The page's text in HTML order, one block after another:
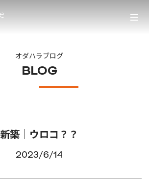
オダハラブログ
BLOG
新築｜ウロコ？？
2023/6/14